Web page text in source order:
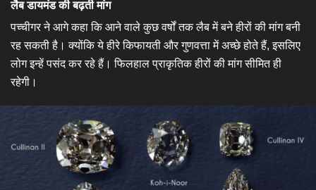
​लैब डायमंड की बढ़ती मांग​
पच्चीगर ने आगे कहा कि आने वाले कुछ वर्षों तक लैब में बने हीरों की मांग बनी
रह सकती है। क्योंकि ये हीरे किफायती और गुणवत्ता में अच्छे होते हैं, इसलिए
लोग इन्हें पसंद कर रहे हैं। फिलहाल प्राकृतिक हीरों की मांग सीमित ही
रहेगी।